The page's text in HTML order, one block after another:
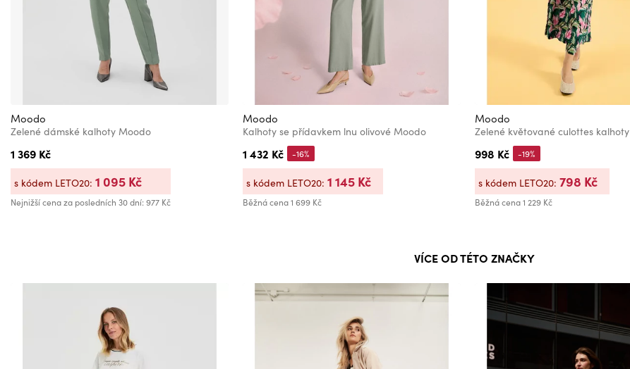
Moodo
Zelené dámské kalhoty Moodo
1 369 Kč
Nejnižší cena za posledních 30 dní: 977 Kč
s kódem LETO20: 1 095 Kč
Moodo
Kalhoty se přídavkem lnu olivové Moodo
1 432 Kč
Běžná cena1 699 Kč
-16%
s kódem LETO20: 1 145 Kč
Moodo
Zelené květované culottes kalhoty
998 Kč
Běžná cena1 229 Kč
-19%
s kódem LETO20: 798 Kč
VÍCE OD TÉTO ZNAČKY